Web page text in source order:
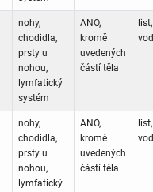
nohy,
chodidla,
prsty u
nohou,
lymfatický
systém
ANO,
kromě
uvedených
částí těla
list,
nohy,
chodidla,
prsty u
nohou,
lymfatický
ANO,
kromě
uvedených
částí těla
list,